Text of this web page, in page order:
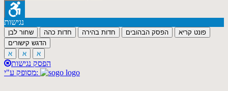
נגישות
שחור לבן חדות כהה חדות בהירה הפסק הבהובים
פונט קריא
הדגש קישורים
א
א א
הפסק נגישות
מסופק ע"י: